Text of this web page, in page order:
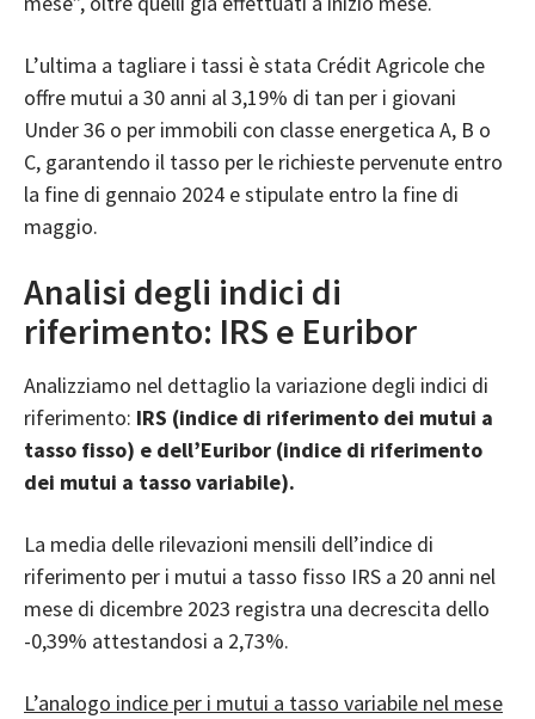
L’ultima a tagliare i tassi è stata Crédit Agricole che
offre mutui a 30 anni al 3,19% di tan per i giovani
Under 36 o per immobili con classe energetica A, B o
C, garantendo il tasso per le richieste pervenute entro
la fine di gennaio 2024 e stipulate entro la fine di
maggio.
Analisi degli indici di
riferimento: IRS e Euribor
Analizziamo nel dettaglio la variazione degli indici di
riferimento: IRS (indice di riferimento dei mutui a
tasso fisso) e dell’Euribor (indice di riferimento
dei mutui a tasso variabile).
La media delle rilevazioni mensili dell’indice di
riferimento per i mutui a tasso fisso IRS a 20 anni nel
mese di dicembre 2023 registra una decrescita dello
-0,39% attestandosi a 2,73%.
L’analogo indice per i mutui a tasso variabile nel mese